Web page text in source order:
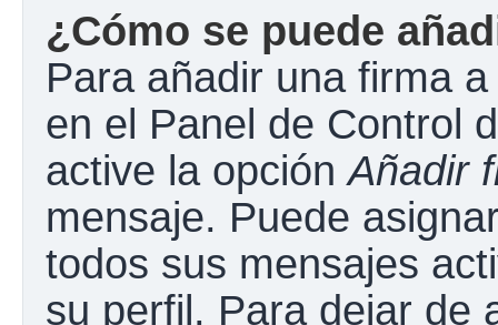
¿Cómo se puede
Para añadir una firma
en el Panel de Control
active la opciónAñadir
mensaje. Puede
todos sus mensajes
su perfil. Para dejar de